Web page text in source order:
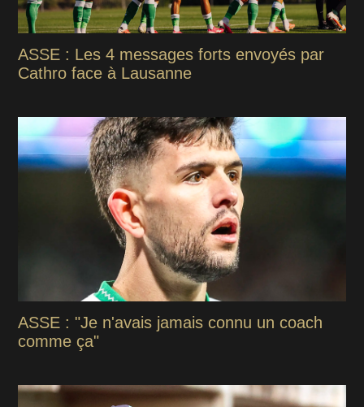
ASSE : Les 4 messages forts envoyés par
Cathro face à Lausanne
ASSE : "Je n'avais jamais connu un coach
comme ça"